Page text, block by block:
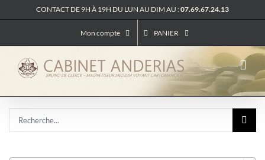
au
CONTACT DE 9H À 19H DU LUN AU DIM AU :07.69.67.24.13
Mon compte PANIER